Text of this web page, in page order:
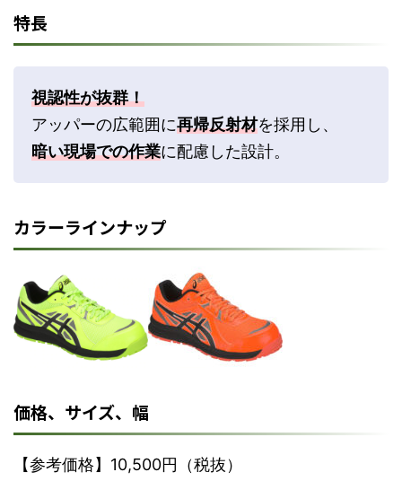
特長
視認性が抜群！
アッパーの広範囲に再帰反射材を採用し、
暗い現場での作業に配慮した設計。
カラーラインナップ
価格、サイズ、幅
【参考価格】10,500円（税抜）